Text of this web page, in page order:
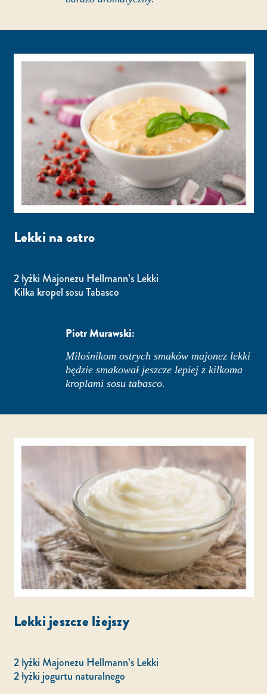
Lekki na ostro
2 łyżki Majonezu Hellmann’s Lekki
Kilka kropel sosu Tabasco
Piotr Murawski:
Miłośnikom ostrych smaków majonez lekki
będzie smakował jeszcze lepiej z kilkoma
kroplami sosu tabasco.
Lekki jeszcze lżejszy
2 łyżki Majonezu Hellmann’s Lekki
2 łyżki jogurtu naturalnego